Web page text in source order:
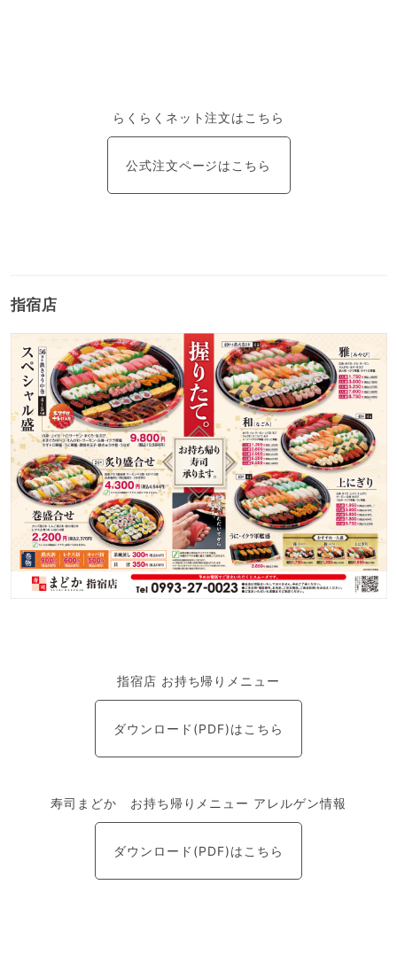
らくらくネット注文はこちら
公式注文ページはこちら
指宿店
指宿店 お持ち帰りメニュー
ダウンロード(PDF)はこちら
寿司まどか お持ち帰りメニュー アレルゲン情報
ダウンロード(PDF)はこちら